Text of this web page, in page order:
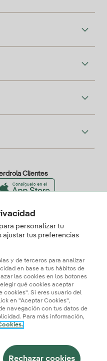
Clientes
de confianza
y Política de cookies
Accesibilidad
IAIberdrola.com
personalizar tu
ajustar tus preferencias
y de terceros para analizar
en base a tus hábitos de
las cookies en los botones
qué cookies aceptar
cookies". Si eres usuario del
en "Aceptar Cookies",
navegación con tus datos de
Para más información,
Rechazar cookies